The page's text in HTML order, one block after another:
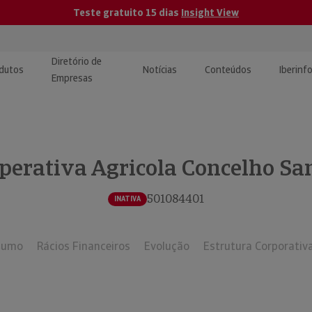
Teste gratuito 15 dias Insight View
e Monitorização de
Diretório de
Empresas
Notícias Conteúdos
| Estudos e
Agricola Concelho
INATIVA 501084401
Rácios Financeiros Evolução Estrutura Corporativa